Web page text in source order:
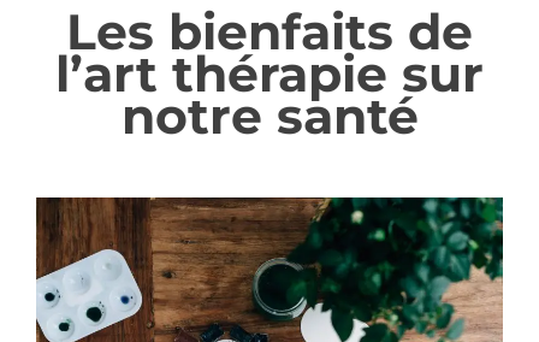
Les bienfaits de
l’art thérapie sur
notre santé